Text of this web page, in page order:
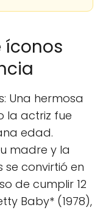
íconos
Una hermosa
la actriz fue
edad.
madre y la
se convirtió en
de cumplir 12
Baby* (1978),